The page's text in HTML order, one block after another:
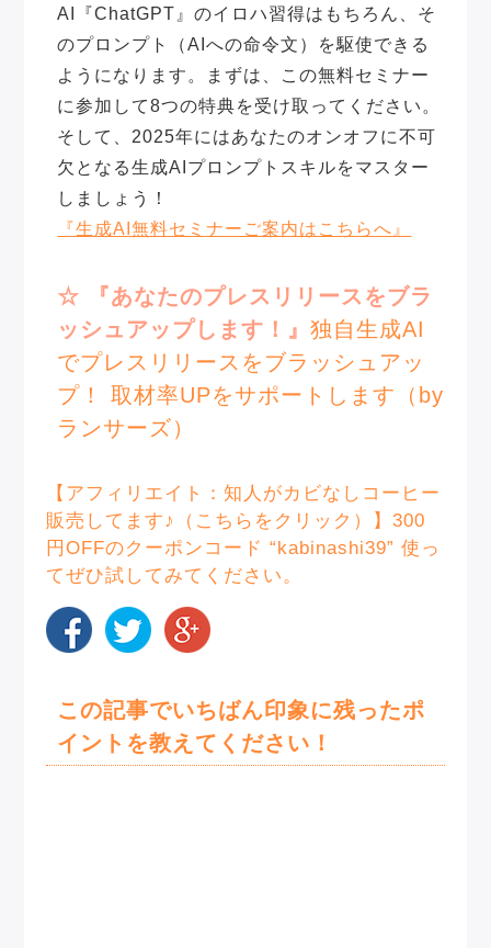
AI『ChatGPT』のイロハ習得はもちろん、そ
のプロンプト（AIへの命令文）を駆使できる
ようになります。まずは、この無料セミナー
に参加して8つの特典を受け取ってください。
そして、2025年にはあなたのオンオフに不可
欠となる生成AIプロンプトスキルをマスター
しましょう！
『生成AI無料セミナーご案内はこちらへ』
☆ 『あなたのプレスリリースをブラ
ッシュアップします！』独自生成AI
でプレスリリースをブラッシュアッ
プ！ 取材率UPをサポートします（by
ランサーズ）
【アフィリエイト：知人がカビなしコーヒー
販売してます♪（こちらをクリック）】300
円OFFのクーポンコード “kabinashi39” 使っ
てぜひ試してみてください。
この記事でいちばん印象に残ったポ
イントを教えてください！